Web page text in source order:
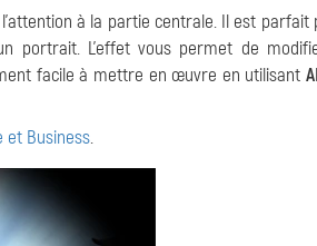
à la partie centrale. Il est parfait
portrait. L'effet vous permet de
facile à mettre en œuvre en utilisant
et Business.